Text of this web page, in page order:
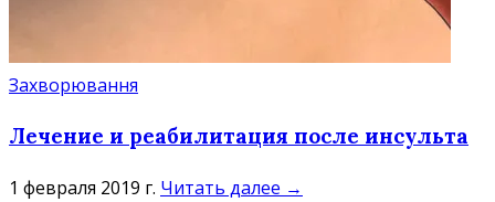
Захворювання
Лечение и реабилитация после инсульта
1 февраля 2019 г. Читать далее →